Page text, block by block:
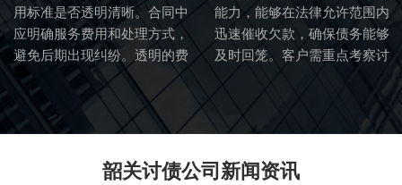
用标准是否透明清晰。合同中
应明确服务费用和处理方式，
避免后期出现纠纷。透明的费
用标准也体现了讨债公司的诚
信度。
能力，能够在法律允许范围内
迅速催收欠款，确保债务能够
及时回笼。客户需重点考察讨
韶关讨债公司新闻资讯